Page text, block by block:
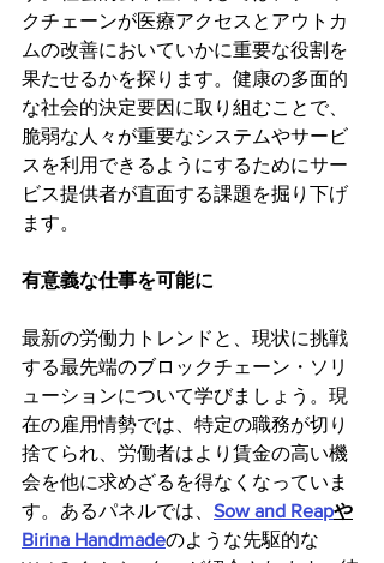
クチェーンが医療アクセスとアウトカ
ムの改善においていかに重要な役割を
果たせるかを探ります。健康の多面的
な社会的決定要因に取り組むことで、
脆弱な人々が重要なシステムやサービ
スを利用できるようにするためにサー
ビス提供者が直面する課題を掘り下げ
ます。
有意義な仕事を可能に
最新の労働力トレンドと、現状に挑戦
する最先端のブロックチェーン・ソリ
ューションについて学びましょう。現
在の雇用情勢では、特定の職務が切り
捨てられ、労働者はより賃金の高い機
会を他に求めざるを得なくなっていま
す。あるパネルでは、 Sow and Reapや
Birina Handmadeのような先駆的な